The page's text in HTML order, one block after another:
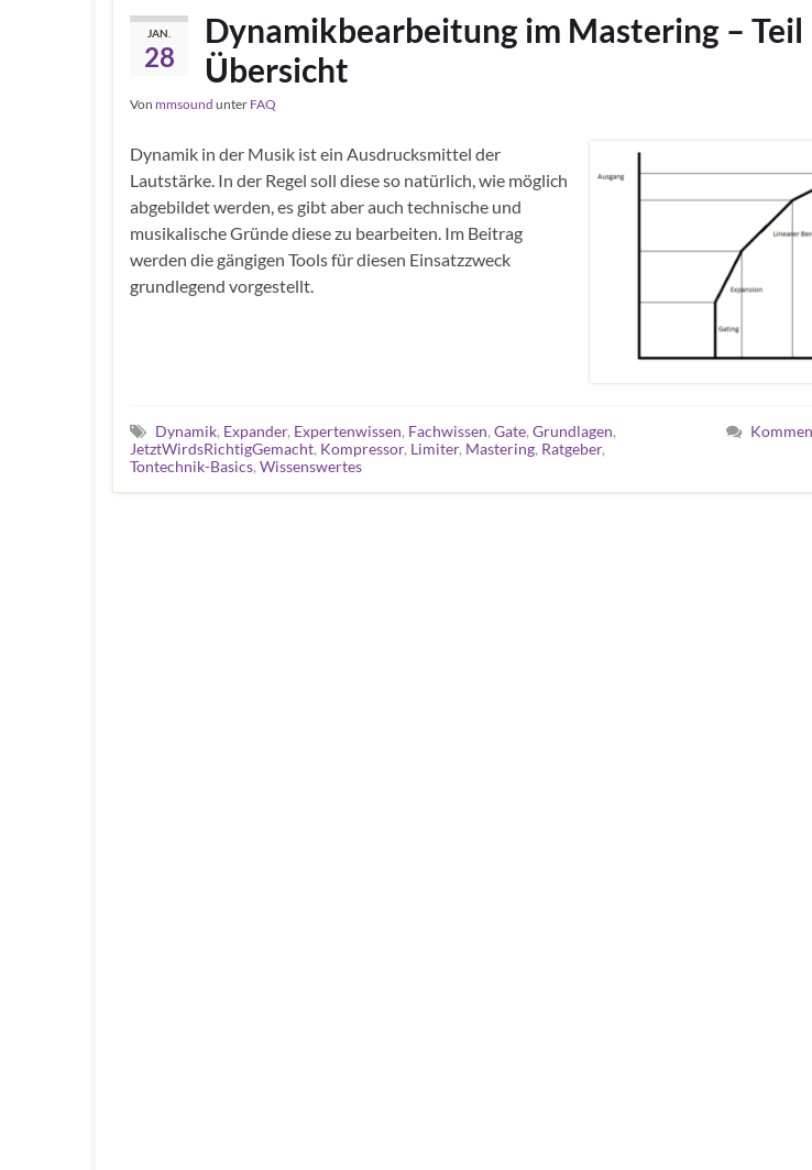
JAN.
28
Dynamikbearbeitung im Mastering – Teil
Übersicht
Von mmsound unter FAQ
Dynamik in der Musik ist ein Ausdrucksmittel der
Lautstärke. In der Regel soll diese so natürlich, wie möglich
abgebildet werden, es gibt aber auch technische und
musikalische Gründe diese zu bearbeiten. Im Beitrag
werden die gängigen Tools für diesen Einsatzzweck
grundlegend vorgestellt.
Dynamik, Expander, Expertenwissen, Fachwissen, Gate, Grundlagen,
JetztWirdsRichtigGemacht, Kompressor, Limiter, Mastering, Ratgeber,
Tontechnik-Basics, Wissenswertes